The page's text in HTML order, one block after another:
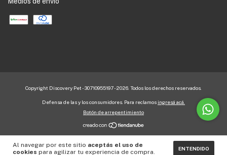
Al navegar por este sitio aceptás el uso de
cookies para agilizar tu experiencia de compra. ENTENDIDO
Copyright Discovery Pet - 30710955197 - 2026. Todos los derechos reservados.
Defensa de las y los consumidores. Para reclamos ingresá acá.
Botón de arrepentimiento